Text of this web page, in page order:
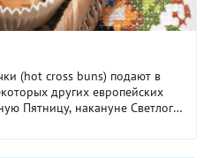
(hot cross buns) подают в
других европейских
Пятницу, накануне Светлого
...